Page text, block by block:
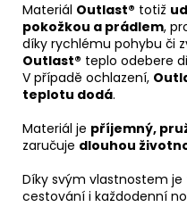
Materiál Outlast® totiž
pokožkou a prádlem,
díky rychlému pohybu či
Outlast® teplo odebere
V případě ochlazení,
teplotu dodá.
Materiál je příjemný,
zaručuje dlouhou
Díky svým vlastnostem
cestování i každodenní